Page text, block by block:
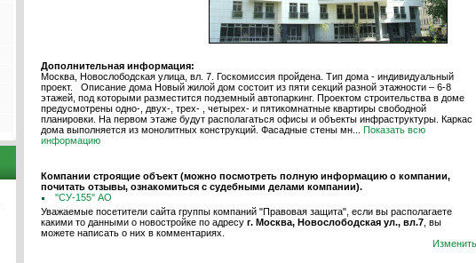
Дополнительная информация:
Москва, Новослободская улица, вл. 7. Госкомиссия пройдена. Тип дома - индивидуальный
проект. Описание дома Новый жилой дом состоит из пяти секций разной этажности – 6-8
этажей, под которыми разместится подземный автопаркинг. Проектом строительства в доме
предусмотрены одно-, двух-, трех- , четырех- и пятикомнатные квартиры свободной
планировки. На первом этаже будут располагаться офисы и объекты инфраструктуры. Каркас
дома выполняется из монолитных конструкций. Фасадные стены мн... Показать всю
информацию
Компании строящие объект (можно посмотреть полную информацию о компании,
почитать отзывы, ознакомиться с судебными делами компании).
''СУ-155'' АО
Уважаемые посетители сайта группы компаний "Правовая защита", если вы располагаете
какими то данными о новостройке по адресу г. Москва, Новослободская ул., вл.7, вы
можете написать о них в комментариях.
Изменить